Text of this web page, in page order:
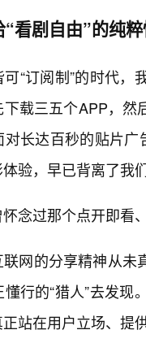
看剧自由”的纯
“订阅制”的时代
载三五个APP，
长达百秒的贴片
验，早已背离了我
念过那个点开即看
网的分享精神从未
行的“猎人”去发
站在用户立场、提